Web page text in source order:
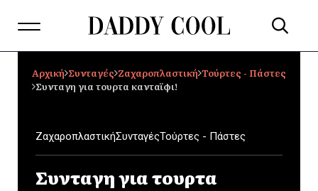
Αρχική Συνταγές Ζαχαροπλαστική Τούρτες - Πάστες
Συνταγη για τουρτα κανταϊφι!
ΖαχαροπλαστικήΣυνταγέςΤούρτες - Πάστες
Συνταγη για τουρτα